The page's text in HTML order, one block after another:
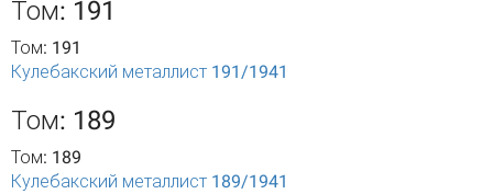
Том: 191
Том: 191
Кулебакский металлист 191/1941
Том: 189
Том: 189
Кулебакский металлист 189/1941